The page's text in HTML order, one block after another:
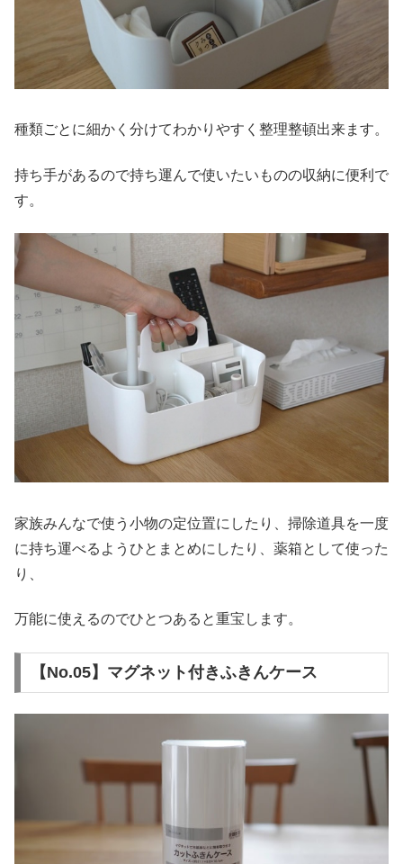
種類ごとに細かく分けてわかりやすく整理整頓出来ます。
持ち手があるので持ち運んで使いたいものの収納に便利で
す。
家族みんなで使う小物の定位置にしたり、掃除道具を一度
に持ち運べるようひとまとめにしたり、薬箱として使った
り、
万能に使えるのでひとつあると重宝します。
【No.05】マグネット付きふきんケース